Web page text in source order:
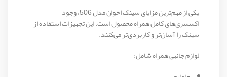
یکی از مهم‌ترین مزایای سینک اخوان مدل 506، وجود
اکسسری‌های کامل همراه محصول است. این تجهیزات استفاده از
سینک را آسان‌تر و کاربردی‌تر می‌کنند.
لوازم جانبی همراه شامل: